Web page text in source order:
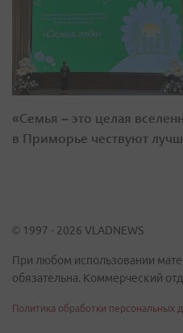
«Семья – это целая
в Приморье чествуют
© 1997 - 2026 VLADNEWS
При любом использовании
обязательна. Коммерческий
Политика обработки персональных